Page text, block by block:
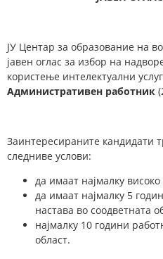
ЈУ Центар за образование на
јавен оглас за избор на
користење интелектуални
Административен работник
Заинтересираните кандидати
следниве услови:
да имаат најмалку
да имаат најмалку 5
настава во соодветната
најмалку 10 години
област.